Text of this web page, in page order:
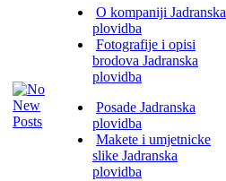
O kompaniji Jadranska
plovidba
Fotografije i opisi
brodova Jadranska
plovidba
Posade Jadranska
plovidba
Makete i umjetnicke
slike Jadranska
plovidba